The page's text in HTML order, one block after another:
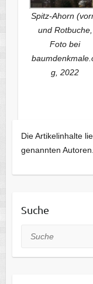
Spitz-Ahorn
und Rotbuche,
Foto bei
g, 2022
Die Artikelinhalte
genannten Autoren.
Suche
Suche